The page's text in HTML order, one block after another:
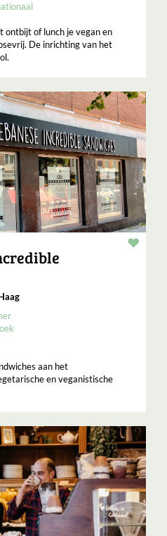
ontbijt of lunch je vegan en
De inrichting van het
aan het
en veganistische